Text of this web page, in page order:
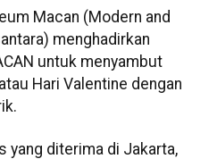
Macan (Modern and
menghadirkan
untuk menyambut
Hari Valentine dengan
yang diterima di Jakarta,